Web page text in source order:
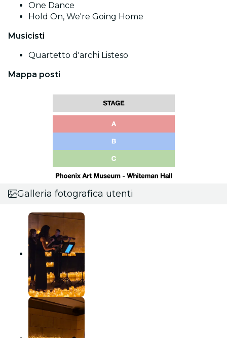
One Dance
Hold On, We're Going Home
Musicisti
Quartetto d'archi Listeso
Mappa posti
Galleria fotografica utenti